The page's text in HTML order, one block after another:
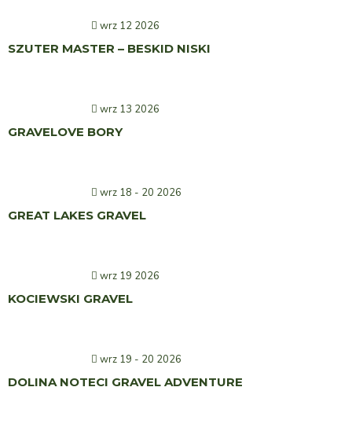
wrz 12 2026
SZUTER MASTER – BESKID NISKI
wrz 13 2026
GRAVELOVE BORY
wrz 18 - 20 2026
GREAT LAKES GRAVEL
wrz 19 2026
KOCIEWSKI GRAVEL
wrz 19 - 20 2026
DOLINA NOTECI GRAVEL ADVENTURE